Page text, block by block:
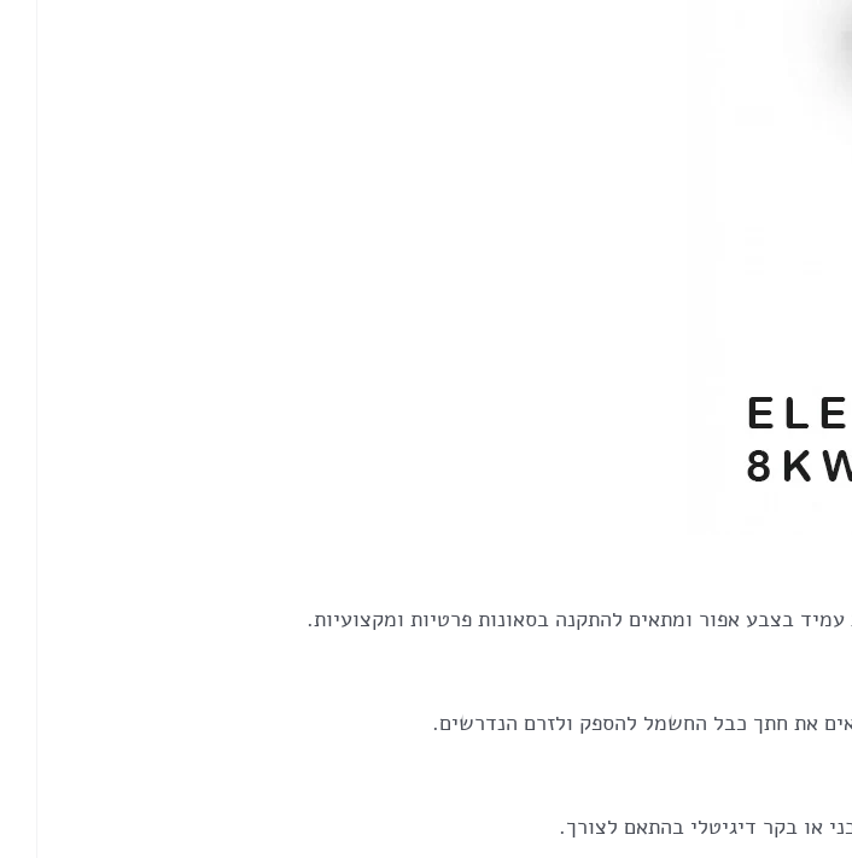
בצבע אפור ומתאים להתקנה בסאונות פרטיות ומקצועיות.
את חתך כבל החשמל להספק ולזרם הנדרשים.
או בקר דיגיטלי בהתאם לצורך.